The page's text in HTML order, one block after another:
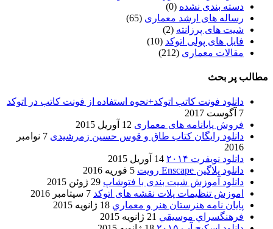
دسته بندی نشده (0)
رساله های ارشد معماری (65)
شیت های پرزانته (2)
فایل های پولی اتوکد (10)
مقالات معماری (212)
مطالب پر بحث
دانلود فونت کاتب اتوکد+نحوه استفاده از فونت کاتب در اتوکد
7 آگوست 2017
فروش پایانامه های معماری 12 آوریل 2015
دانلود رایگان کتاب طاق و قوس حسین زمرشیدی
7 نوامبر
2016
دانلود نویفرت ۲۰۱۴
14 آوریل 2015
دانلود پلاگین Enscape رویت
5 فوریه 2016
دانلود آموزش شیت بندی با فتوشاپ 29 ژوئن 2015
اموزش تنظیمات پلات نقشه های اتوکد 7 سپتامبر 2016
پایان نامه هنرستان هنر و معماري 18 ژانویه 2015
فرهنگسراي موسيقي 21 ژانویه 2015